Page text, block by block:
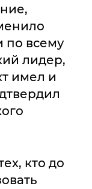
по всему
лидер,
имел и
кто до